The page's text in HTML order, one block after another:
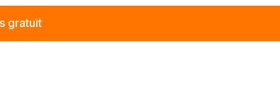
gratuit